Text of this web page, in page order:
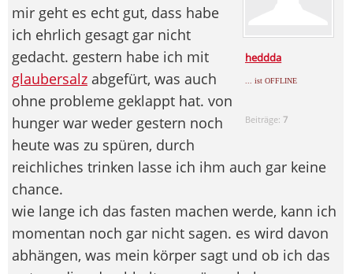
heddda
... ist OFFLINE
Beiträge:7
mir geht es echt gut, dass habe
ich ehrlich gesagt gar nicht
gedacht. gestern habe ich mit
glaubersalz abgefürt, was auch
ohne probleme geklappt hat. von
hunger war weder gestern noch
heute was zu spüren, durch
reichliches trinken lasse ich ihm auch gar keine
chance.
wie lange ich das fasten machen werde, kann ich
momentan noch gar nicht sagen. es wird davon
abhängen, was mein körper sagt und ob ich das